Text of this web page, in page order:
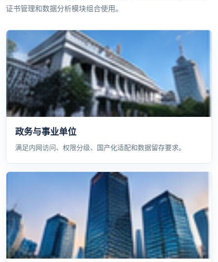
证书管理和数据分析模块组合使用。
政务与事业单位
满足内网访问、权限分级、国产化适配和数据留存要求。